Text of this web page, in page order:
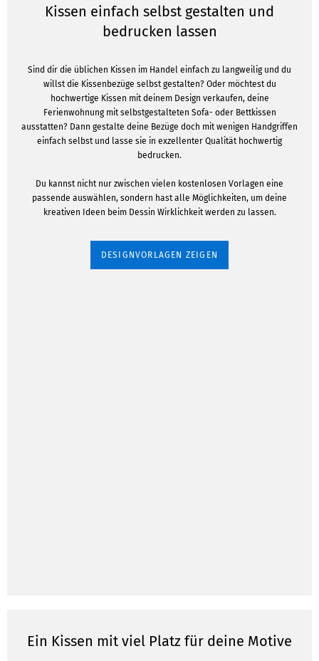
Kissen einfach selbst gestalten und
bedrucken lassen
Sind dir die üblichen Kissen im Handel einfach zu langweilig und du
willst die Kissenbezüge selbst gestalten? Oder möchtest du
hochwertige Kissen mit deinem Design verkaufen, deine
Ferienwohnung mit selbstgestalteten Sofa- oder Bettkissen
ausstatten? Dann gestalte deine Bezüge doch mit wenigen Handgriffen
einfach selbst und lasse sie in exzellenter Qualität hochwertig
bedrucken.
Du kannst nicht nur zwischen vielen kostenlosen Vorlagen eine
passende auswählen, sondern hast alle Möglichkeiten, um deine
kreativen Ideen beim Dessin Wirklichkeit werden zu lassen.
DESIGNVORLAGEN ZEIGEN
Ein Kissen mit viel Platz für deine Motive